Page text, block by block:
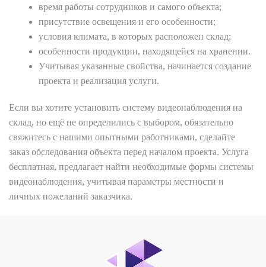
время работы сотрудников и самого объекта;
присутствие освещения и его особенности;
условия климата, в которых расположен склад;
особенности продукции, находящейся на хранении.
Учитывая указанные свойства, начинается создание
проекта и реализация услуги.
Если вы хотите установить систему видеонаблюдения на
склад, но ещё не определились с выбором, обязательно
свяжитесь с нашими опытными работниками, сделайте
заказ обследования объекта перед началом проекта. Услуга
бесплатная, предлагает найти необходимые формы системы
видеонаблюдения, учитывая параметры местности и
личных пожеланий заказчика.